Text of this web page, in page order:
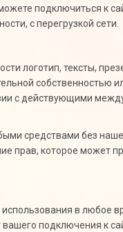
подключиться к
с перегрузкой сети.
логотип, тексты,
собственностью
с действующими
средствами без
прав, которое может
в любое
подключения к